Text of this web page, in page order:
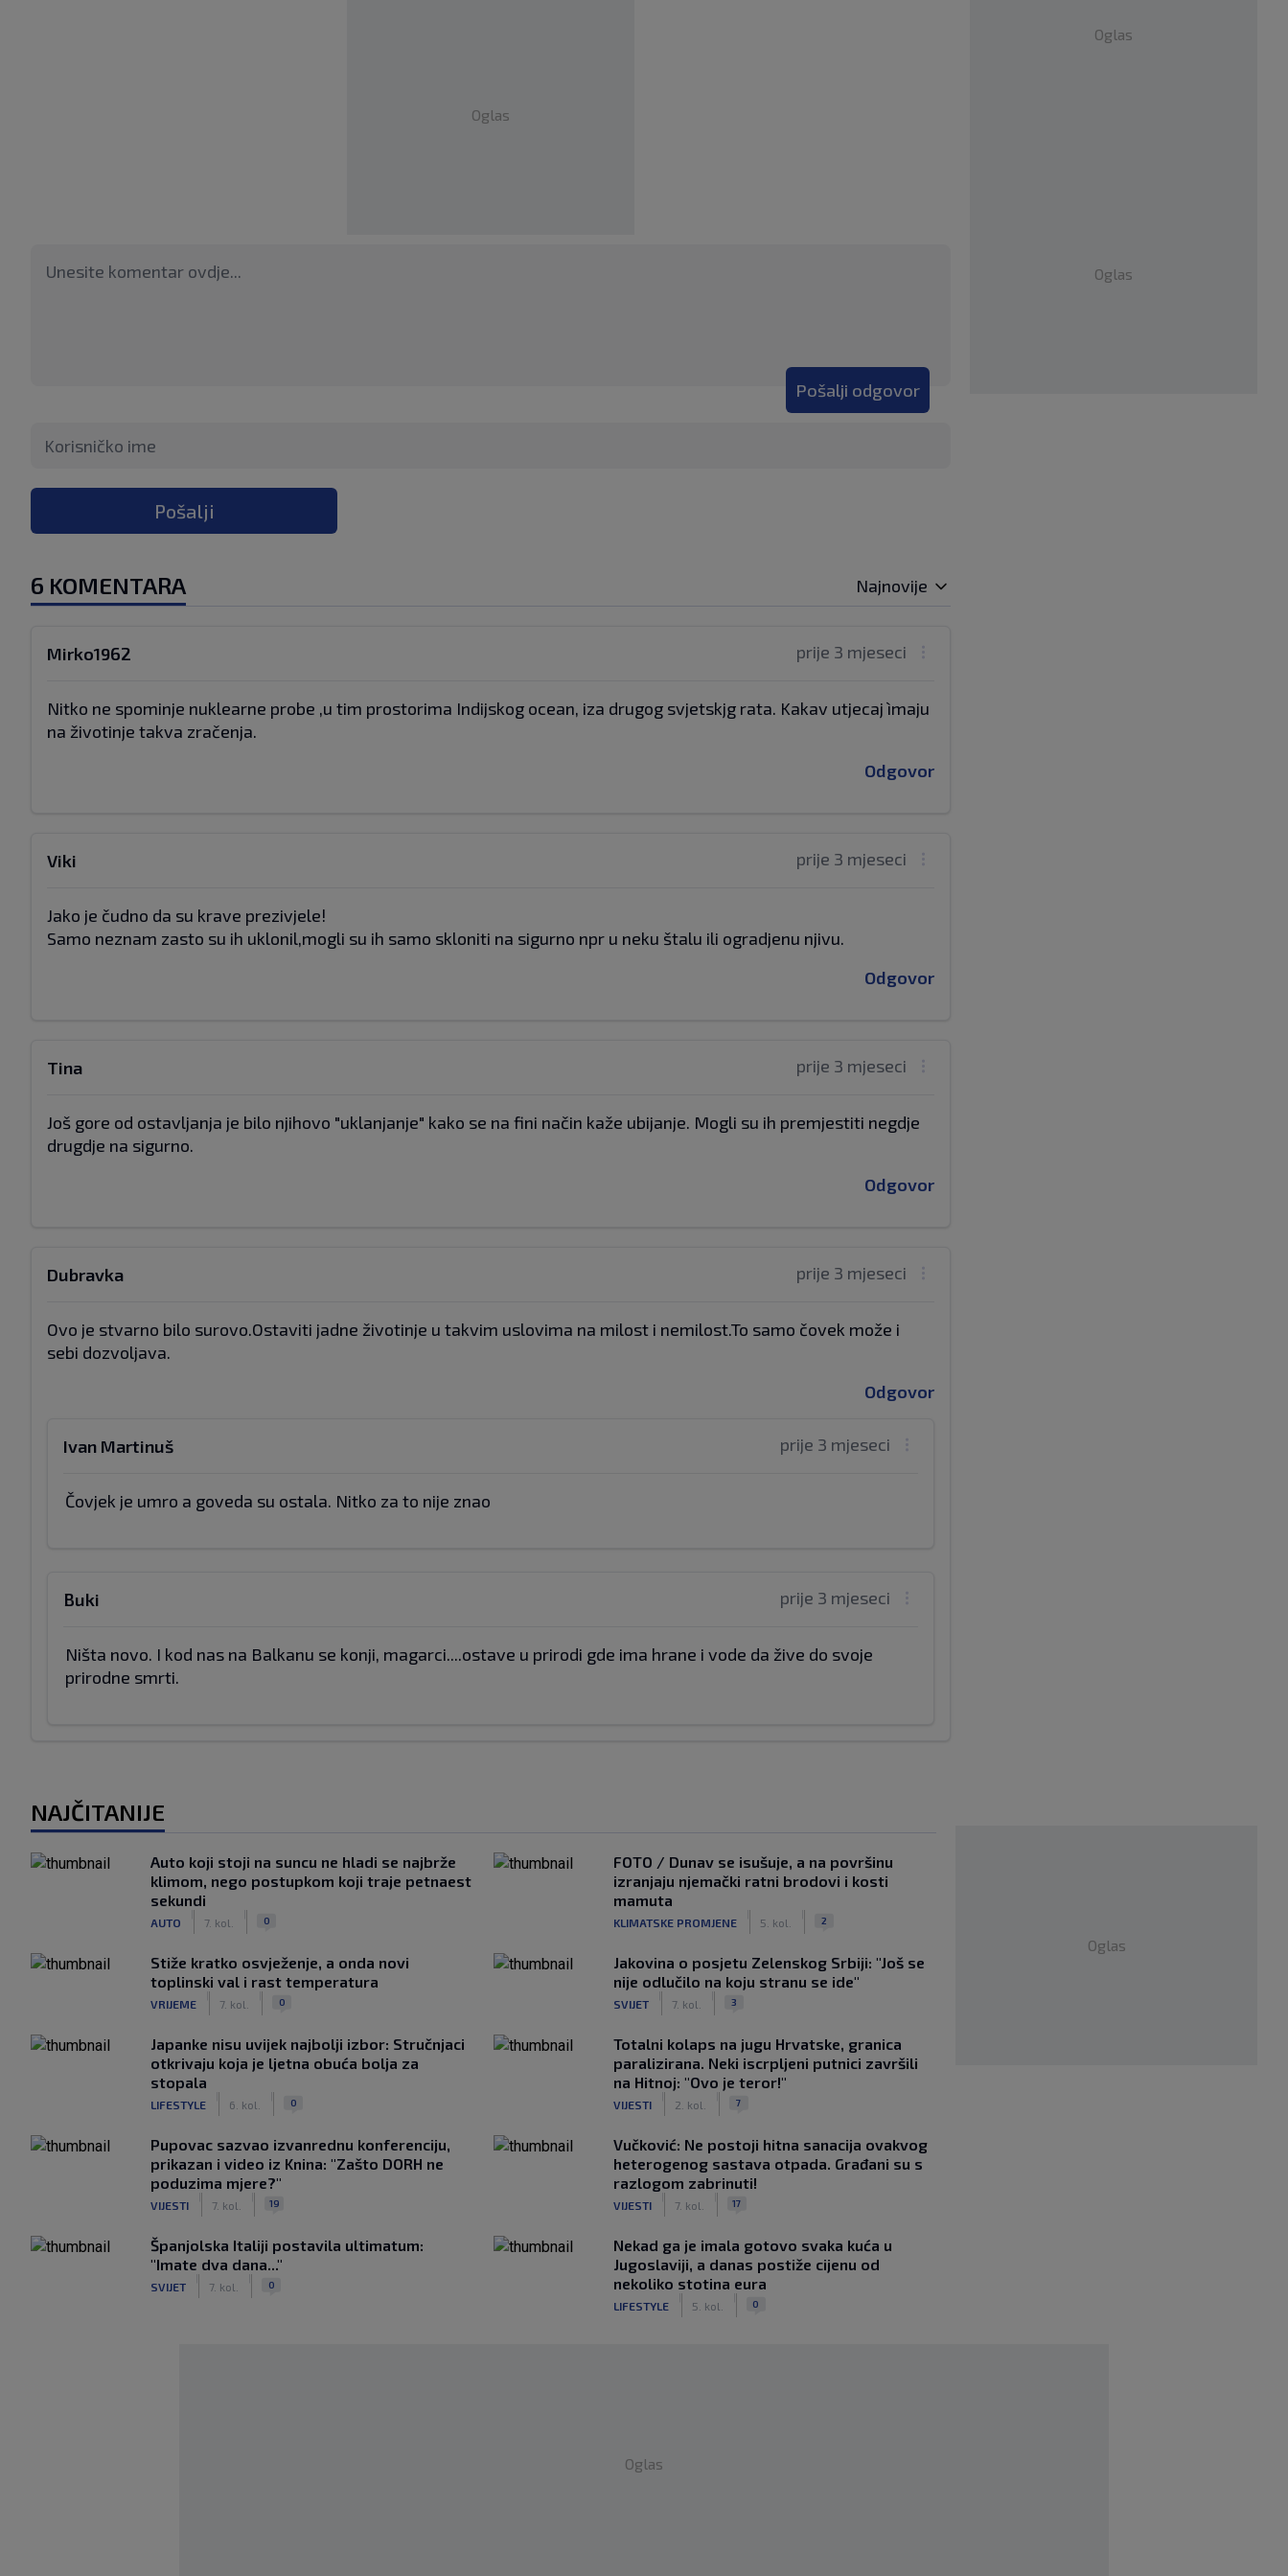
Oglas
Pošalji odgovor
Pošalji
6 KOMENTARA Najnovije
prije 3 mjeseci
Mirko1962
Nitko ne spominje nuklearne probe ,u tim prostorima Indijskog ocean, iza drugog svjetskjg rata. Kakav utjecaj ìmaju
na životinje takva zračenja.
Odgovor
prije 3 mjeseci
Viki
Jako je čudno da su krave prezivjele!
Samo neznam zasto su ih uklonil,mogli su ih samo skloniti na sigurno npr u neku štalu ili ogradjenu njivu.
Odgovor
prije 3 mjeseci
Tina
Još gore od ostavljanja je bilo njihovo "uklanjanje" kako se na fini način kaže ubijanje. Mogli su ih premjestiti negdje
drugdje na sigurno.
Odgovor
prije 3 mjeseci
Dubravka
Ovo je stvarno bilo surovo.Ostaviti jadne životinje u takvim uslovima na milost i nemilost.To samo čovek može i
sebi dozvoljava.
Odgovor
prije 3 mjeseci
Ivan Martinuš
Čovjek je umro a goveda su ostala. Nitko za to nije znao
prije 3 mjeseci
Buki
Ništa novo. I kod nas na Balkanu se konji, magarci....ostave u prirodi gde ima hrane i vode da žive do svoje
prirodne smrti.
Oglas
Oglas
NAJČITANIJE
Auto koji stoji na suncu ne hladi se najbrže
klimom, nego postupkom koji traje petnaest
sekundi
AUTO 7. kol. 0
FOTO / Dunav se isušuje, a na površinu
izranjaju njemački ratni brodovi i kosti
mamuta
KLIMATSKE PROMJENE 5. kol. 2
Stiže kratko osvježenje, a onda novi
toplinski val i rast temperatura
VRIJEME 7. kol. 0
Jakovina o posjetu Zelenskog Srbiji: "Još se
nije odlučilo na koju stranu se ide"
SVIJET 7. kol. 3
Japanke nisu uvijek najbolji izbor: Stručnjaci
otkrivaju koja je ljetna obuća bolja za
stopala
LIFESTYLE 6. kol. 0
Totalni kolaps na jugu Hrvatske, granica
paralizirana. Neki iscrpljeni putnici završili
na Hitnoj: "Ovo je teror!"
VIJESTI 2. kol. 7
Pupovac sazvao izvanrednu konferenciju,
prikazan i video iz Knina: "Zašto DORH ne
poduzima mjere?"
VIJESTI 7. kol. 19
Vučković: Ne postoji hitna sanacija ovakvog
heterogenog sastava otpada. Građani su s
razlogom zabrinuti!
VIJESTI 7. kol. 17
Španjolska Italiji postavila ultimatum:
"Imate dva dana..."
SVIJET 7. kol. 0
Nekad ga je imala gotovo svaka kuća u
Jugoslaviji, a danas postiže cijenu od
nekoliko stotina eura
LIFESTYLE 5. kol. 0
Oglas
Oglas